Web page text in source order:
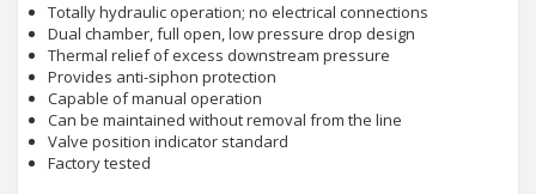
Totally hydraulic operation; no electrical connections
Dual chamber, full open, low pressure drop design
Thermal relief of excess downstream pressure
Provides anti-siphon protection
Capable of manual operation
Can be maintained without removal from the line
Valve position indicator standard
Factory tested